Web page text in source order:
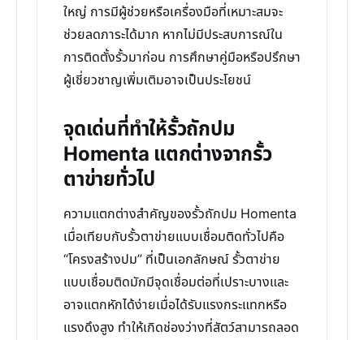
ใหญ่ การมีผู้ช่วยหรือเครื่องมือที่เหมาะสมจะ
ช่วยลดภาระได้มาก หากไม่มีประสบการณ์ใน
การติดตั้งรั้วมาก่อน การศึกษาคู่มือหรือปรึกษา
ผู้เชี่ยวชาญเพิ่มเติมอาจเป็นประโยชน์
จุดเด่นที่ทำให้รั้วถักปม
Homenta แตกต่างจากรั้ว
ตาข่ายทั่วไป
ความแตกต่างสำคัญของรั้วถักปม Homenta
เมื่อเทียบกับรั้วตาข่ายแบบเชื่อมติดทั่วไปคือ
“โครงสร้างปม” ที่เป็นเอกลักษณ์ รั้วตาข่าย
แบบเชื่อมติดมักมีจุดเชื่อมต่อที่เปราะบางและ
อาจแตกหักได้ง่ายเมื่อได้รับแรงกระแทกหรือ
แรงดึงสูง ทำให้เกิดช่องว่างที่สัตว์สามารถลอด